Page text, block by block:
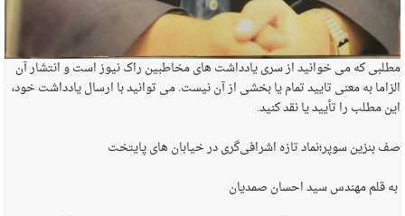
مطلبی که می خوانید از سری یادداشت های مخاطبین راک نیوز است و انتشار آن
الزاما به معنی تایید تمام یا بخشی از آن نیست. می توانید با ارسال یادداشت خود،
این مطلب را تأیید یا نقد کنید.
صف بنزین سوپر؛نماد تازه اشرافی‌گری در خیابان های پایتخت
به قلم مهندس سید احسان صمدیان